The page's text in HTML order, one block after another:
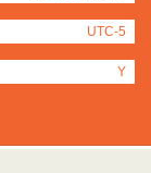
UTC-5
Y